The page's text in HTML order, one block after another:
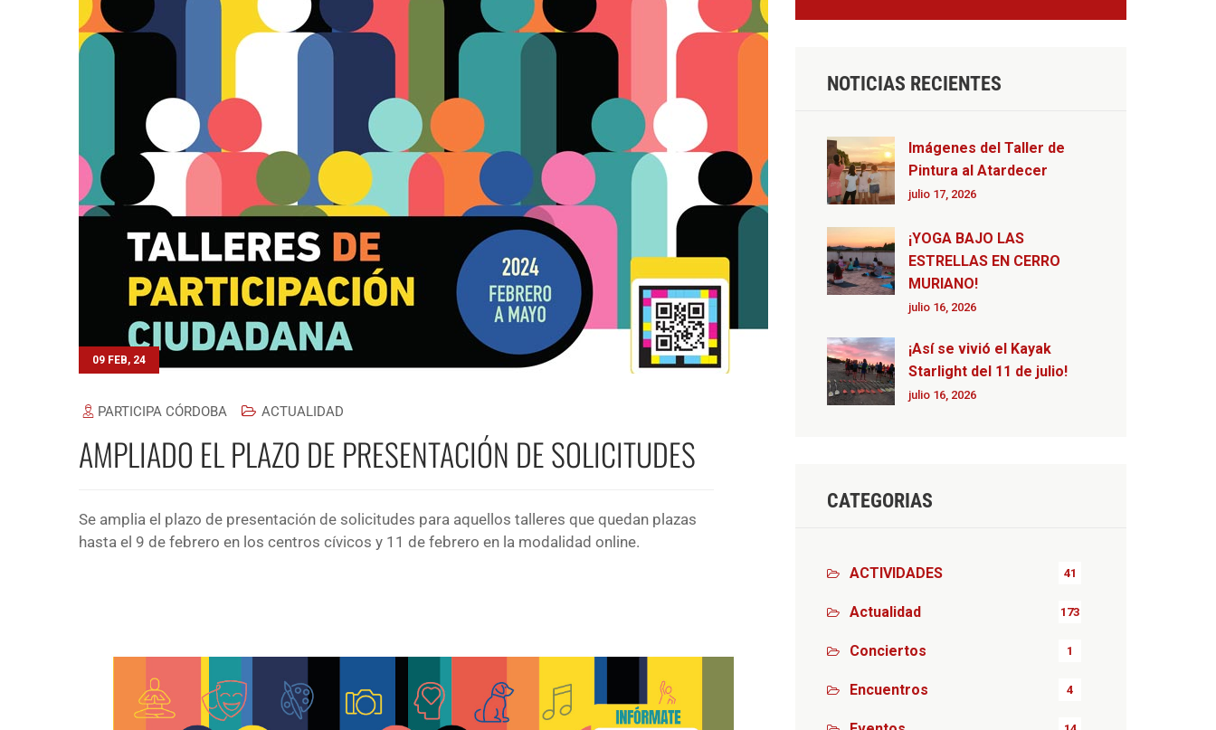
09 FEB, 24
PARTICIPA CÓRDOBA ACTUALIDAD
AMPLIADO EL PLAZO DE PRESENTACIÓN DE SOLICITUDES
Se amplia el plazo de presentación de solicitudes para aquellos talleres que quedan plazas
hasta el 9 de febrero en los centros cívicos y 11 de febrero en la modalidad online.
NOTICIAS RECIENTES
Imágenes del Taller de
Pintura al Atardecer
julio 17, 2026
¡YOGA BAJO LAS
ESTRELLAS EN CERRO
MURIANO!
julio 16, 2026
¡Así se vivió el Kayak
Starlight del 11 de julio!
julio 16, 2026
CATEGORIAS
ACTIVIDADES 41
Actualidad 173
Conciertos 1
Encuentros 4